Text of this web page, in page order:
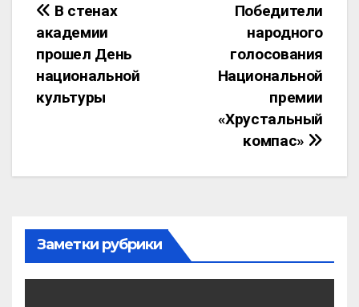
Победители
народного
голосования
Национальной
премии
«Хрустальный
компас»
В стенах
академии
прошел День
национальной
культуры
Заметки рубрики